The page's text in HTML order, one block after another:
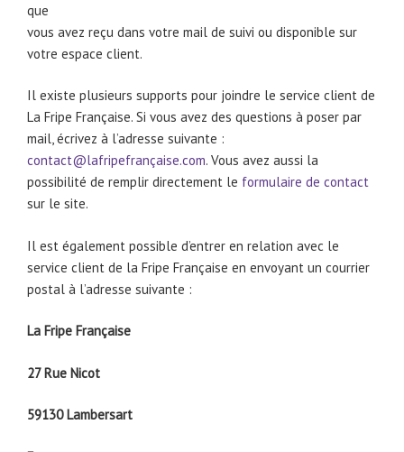
que
vous avez reçu dans votre mail de suivi ou disponible sur
votre espace client.
Il existe plusieurs supports pour joindre le service client de
La Fripe Française. Si vous avez des questions à poser par
mail, écrivez à l’adresse suivante :
contact@lafripefrançaise.com. Vous avez aussi la
possibilité de remplir directement le formulaire de contact
sur le site.
Il est également possible d’entrer en relation avec le
service client de la Fripe Française en envoyant un courrier
postal à l’adresse suivante :
La Fripe Française
27 Rue Nicot
59130 Lambersart